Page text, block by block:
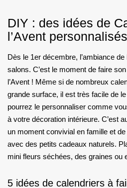
DIY : des idées de
l’Avent personnalisés
Dès le 1er décembre, l’ambiance de
salons. C’est le moment de faire
l’Avent ! Même si de nombreux
grande surface, il est très facile de
pourrez le personnaliser comme
à votre décoration intérieure. C’est
un moment convivial en famille et
avec des petits cadeaux naturels.
mini fleurs séchées, des graines ou
5 idées de calendriers à